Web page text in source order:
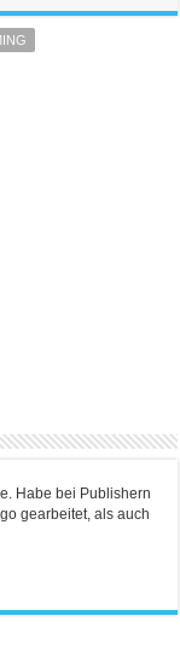
Habe bei Publishern
gearbeitet, als auch